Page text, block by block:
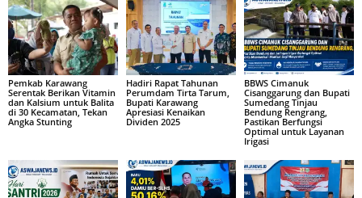
Pemkab Karawang
Serentak Berikan Vitamin
dan Kalsium untuk Balita
di 30 Kecamatan, Tekan
Angka Stunting
Hadiri Rapat Tahunan
Perumdam Tirta Tarum,
Bupati Karawang
Apresiasi Kenaikan
Dividen 2025
BBWS Cimanuk
Cisanggarung dan Bupati
Sumedang Tinjau
Bendung Rengrang,
Pastikan Berfungsi
Optimal untuk Layanan
Irigasi